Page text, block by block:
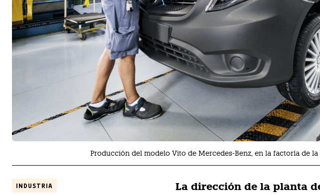
Producción del modelo Vito de Mercedes-Benz, en la factoría de la
INDUSTRIA
La dirección de la planta